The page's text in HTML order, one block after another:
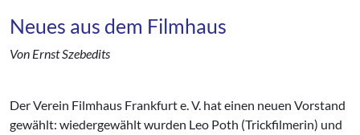
Neues aus dem Filmhaus
Von Ernst Szebedits
Der Verein Filmhaus Frankfurt e. V. hat einen neuen Vorstand
gewählt: wiedergewählt wurden Leo Poth (Trickfilmerin) und